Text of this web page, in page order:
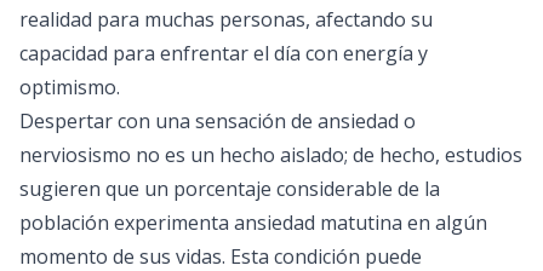
realidad para muchas personas, afectando su
capacidad para enfrentar el día con energía y
optimismo.
Despertar con una sensación de ansiedad o
nerviosismo no es un hecho aislado; de hecho, estudios
sugieren que un porcentaje considerable de la
población experimenta ansiedad matutina en algún
momento de sus vidas. Esta condición puede